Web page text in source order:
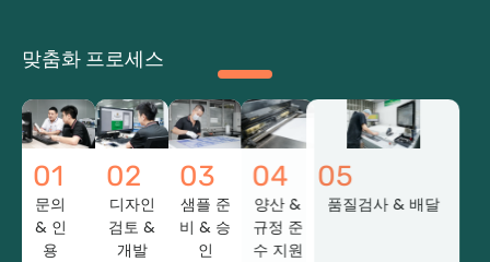
맞춤화 프로세스
01
문의
& 인
용
02
디자인
검토 &
개발
03
샘플 준
비 & 승
인
04
양산 &
규정 준
수 지원
05
품질검사 & 배달